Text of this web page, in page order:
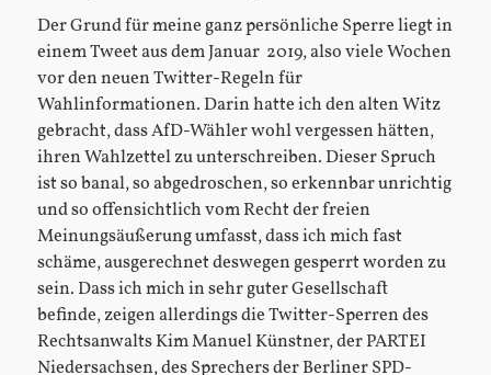
Der Grund für meine ganz persönliche Sperre liegt in
einem Tweet aus dem Januar 2019, also viele Wochen
vor den neuen Twitter-Regeln für
Wahlinformationen. Darin hatte ich den alten Witz
gebracht, dass AfD-Wähler wohl vergessen hätten,
ihren Wahlzettel zu unterschreiben. Dieser Spruch
ist so banal, so abgedroschen, so erkennbar unrichtig
und so offensichtlich vom Recht der freien
Meinungsäußerung umfasst, dass ich mich fast
schäme, ausgerechnet deswegen gesperrt worden zu
sein. Dass ich mich in sehr guter Gesellschaft
befinde, zeigen allerdings die Twitter-Sperren des
Rechtsanwalts Kim Manuel Künstner, der PARTEI
Niedersachsen, des Sprechers der Berliner SPD-